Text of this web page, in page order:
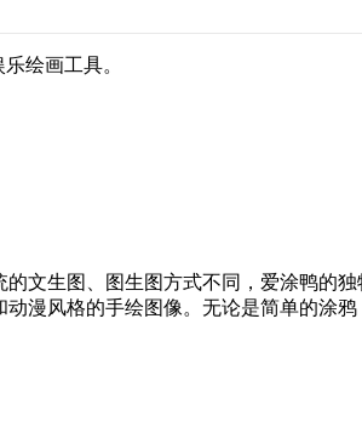
绘画工具。
文生图、图生图方式不同，爱涂鸭的
漫风格的手绘图像。无论是简单的涂